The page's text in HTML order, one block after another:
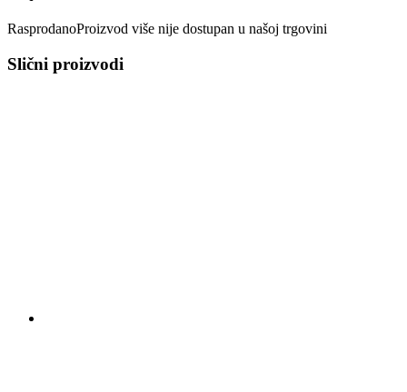
RasprodanoProizvod više nije dostupan u našoj trgovini
Slični proizvodi